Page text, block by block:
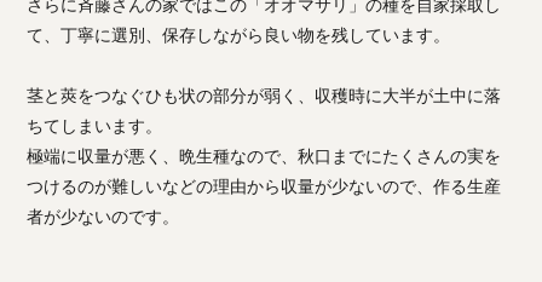
て、丁寧に選別、保存しながら良い物を残しています。
茎と莢をつなぐひも状の部分が弱く、収穫時に大半が土中に落
ちてしまいます。
極端に収量が悪く、晩生種なので、秋口までにたくさんの実を
つけるのが難しいなどの理由から収量が少ないので、作る生産
者が少ないのです。